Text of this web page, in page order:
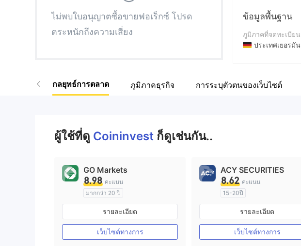
6
7
9
4
5
7
8
8
9
ไม่พบใบอนุญาตซื้อขายฟอเร็กซ์ โปรด
ตระหนักถึงความเสี่ยง
ข้อมูลพื้นฐาน
ภูมิภาคที่จดทะเบียน
ประเทศเยอรมัน
ชื่อบริษัท
กลยุทธ์การตลาด ภูมิภาคธุรกิจ การระบุตัวตนของเว็บไซต์
ผู้ใช้ที่ดู Coininvest ก็ดูเช่นกัน..
GO Markets
8.98 คะแนน
มากกว่า 20 ปี
การกำกับดูแล ออสเตรเลีย
cTrader
รายละเอียด
เว็บไซต์ทางการ
ACY SECURITIES
8.62 คะแนน
15-20ปี
การกำกับดูแล ออสเตรเลีย
ใบอนุญาต MT4 แบบเต็ม
รายละเอียด
เว็บไซต์ทางการ